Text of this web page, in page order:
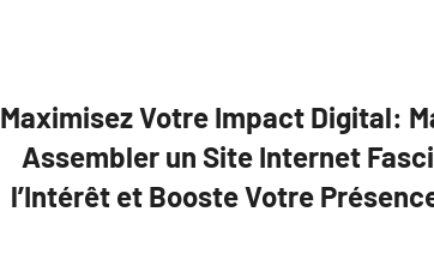
Maximisez Votre Impact Digital:
Assembler un Site Internet
l’Intérêt et Booste Votre